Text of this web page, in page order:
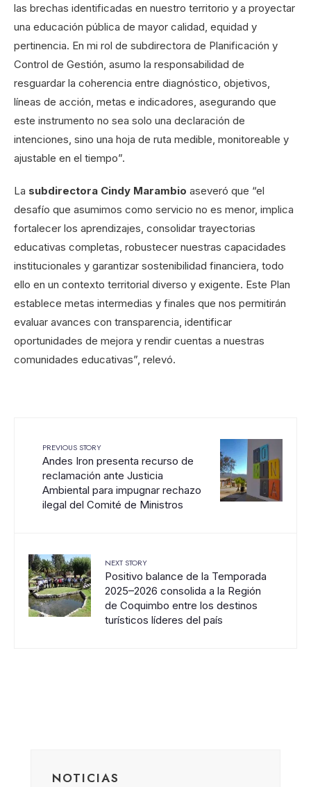
las brechas identificadas en nuestro territorio y a proyectar
una educación pública de mayor calidad, equidad y
pertinencia. En mi rol de subdirectora de Planificación y
Control de Gestión, asumo la responsabilidad de
resguardar la coherencia entre diagnóstico, objetivos,
líneas de acción, metas e indicadores, asegurando que
este instrumento no sea solo una declaración de
intenciones, sino una hoja de ruta medible, monitoreable y
ajustable en el tiempo”.
La subdirectora Cindy Marambio aseveró que “el
desafío que asumimos como servicio no es menor, implica
fortalecer los aprendizajes, consolidar trayectorias
educativas completas, robustecer nuestras capacidades
institucionales y garantizar sostenibilidad financiera, todo
ello en un contexto territorial diverso y exigente. Este Plan
establece metas intermedias y finales que nos permitirán
evaluar avances con transparencia, identificar
oportunidades de mejora y rendir cuentas a nuestras
comunidades educativas”, relevó.
PREVIOUS STORY
Andes Iron presenta recurso de
reclamación ante Justicia
Ambiental para impugnar rechazo
ilegal del Comité de Ministros
NEXT STORY
Positivo balance de la Temporada
2025–2026 consolida a la Región
de Coquimbo entre los destinos
turísticos líderes del país
NOTICIAS